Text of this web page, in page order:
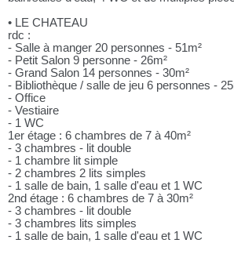
• LE CHATEAU
rdc :
- Salle à manger 20 personnes - 51m²
- Petit Salon 9 personne - 26m²
- Grand Salon 14 personnes - 30m²
- Bibliothèque / salle de jeu 6 personnes -
- Office
- Vestiaire
- 1 WC
1er étage : 6 chambres de 7 à 40m²
- 3 chambres - lit double
- 1 chambre lit simple
- 2 chambres 2 lits simples
- 1 salle de bain, 1 salle d'eau et 1 WC
2nd étage : 6 chambres de 7 à 30m²
- 3 chambres - lit double
- 3 chambres lits simples
- 1 salle de bain, 1 salle d'eau et 1 WC